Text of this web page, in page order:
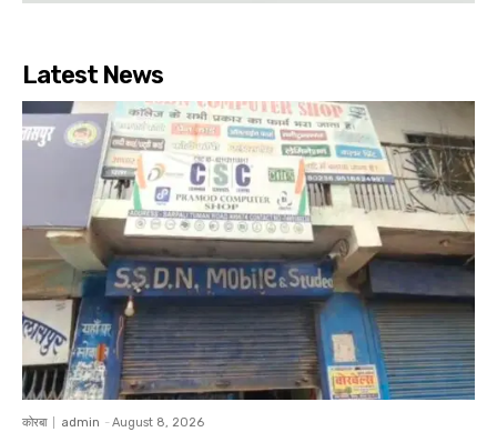
Latest News
कोरबा admin - August 8, 2026